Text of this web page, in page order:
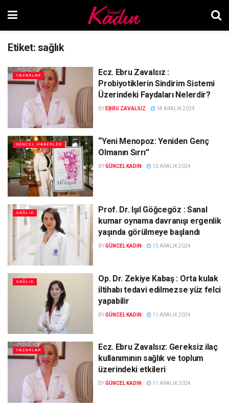
Etiket: sağlık
YAZARLAR
Ecz. Ebru Zavalsız :
Probiyotiklerin Sindirim Sistemi
Üzerindeki Faydaları Nelerdir?
BY EBRU ZAVALSIZ 18 ARALIK 2024
GÜNCEL HABERLER
“Yeni Menopoz: Yeniden Genç
Olmanın Sırrı”
BYGÜNCEL KADIN 13 ARALIK 2024
SAĞLIK
Prof. Dr. Işıl Göğcegöz : Sanal
kumar oynama davranışı ergenlik
yaşında görülmeye başlandı
BYGÜNCEL KADIN 13 ARALIK 2024
SAĞLIK
Op. Dr. Zekiye Kabaş : Orta kulak
iltihabı tedavi edilmezse yüz felci
yapabilir
BYGÜNCEL KADIN 11 ARALIK 2024
YAZARLAR
Ecz. Ebru Zavalsız: Gereksiz ilaç
kullanımının sağlık ve toplum
üzerindeki etkileri
BYGÜNCEL KADIN 11 ARALIK 2024